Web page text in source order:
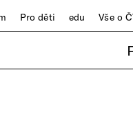
Pro děti edu Vše o